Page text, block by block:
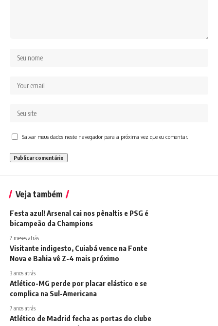
Salvar meus dados neste navegador para a próxima vez que eu comentar.
Veja também
Festa azul! Arsenal cai nos pênaltis e PSG é
bicampeão da Champions
2 meses atrás
Visitante indigesto, Cuiabá vence na Fonte
Nova e Bahia vê Z-4 mais próximo
3 anos atrás
Atlético-MG perde por placar elástico e se
complica na Sul-Americana
7 anos atrás
Atlético de Madrid fecha as portas do clube